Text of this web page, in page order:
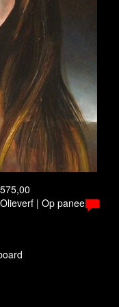
| Op paneel